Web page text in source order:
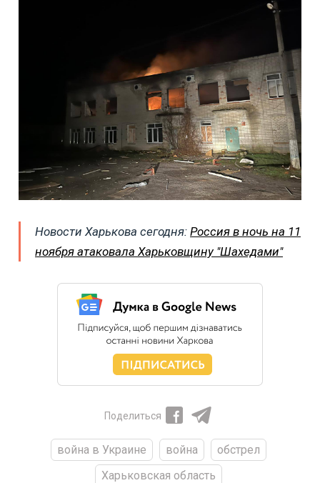
Новости Харькова сегодня: Россия в ночь на 11
ноября атаковала Харьковщину "Шахедами"
Поделиться
война в Украине война
обстрел
Харьковская область